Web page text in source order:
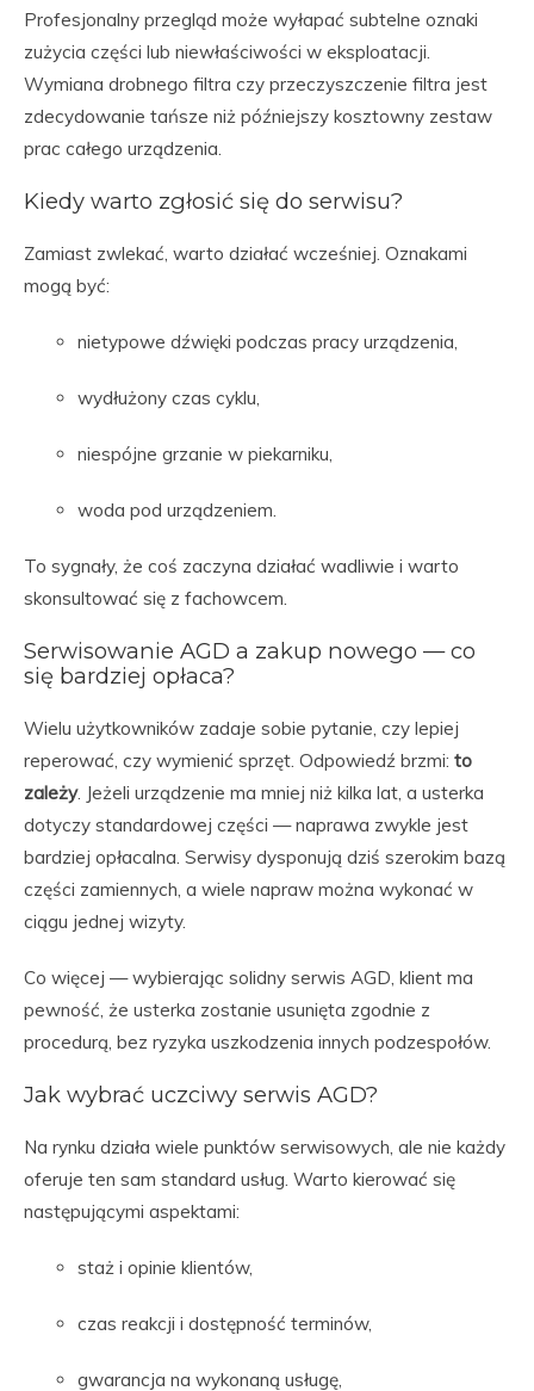
Profesjonalny przegląd może wyłapać subtelne oznaki
zużycia części lub niewłaściwości w eksploatacji.
Wymiana drobnego filtra czy przeczyszczenie filtra jest
zdecydowanie tańsze niż późniejszy kosztowny zestaw
prac całego urządzenia.
Kiedy warto zgłosić się do serwisu?
Zamiast zwlekać, warto działać wcześniej. Oznakami
mogą być:
nietypowe dźwięki podczas pracy urządzenia,
wydłużony czas cyklu,
niespójne grzanie w piekarniku,
woda pod urządzeniem.
To sygnały, że coś zaczyna działać wadliwie i warto
skonsultować się z fachowcem.
Serwisowanie AGD a zakup nowego — co
się bardziej opłaca?
Wielu użytkowników zadaje sobie pytanie, czy lepiej
reperować, czy wymienić sprzęt. Odpowiedź brzmi: to
zależy. Jeżeli urządzenie ma mniej niż kilka lat, a usterka
dotyczy standardowej części — naprawa zwykle jest
bardziej opłacalna. Serwisy dysponują dziś szerokim bazą
części zamiennych, a wiele napraw można wykonać w
ciągu jednej wizyty.
Co więcej — wybierając solidny serwis AGD, klient ma
pewność, że usterka zostanie usunięta zgodnie z
procedurą, bez ryzyka uszkodzenia innych podzespołów.
Jak wybrać uczciwy serwis AGD?
Na rynku działa wiele punktów serwisowych, ale nie każdy
oferuje ten sam standard usług. Warto kierować się
następującymi aspektami:
staż i opinie klientów,
czas reakcji i dostępność terminów,
gwarancja na wykonaną usługę,